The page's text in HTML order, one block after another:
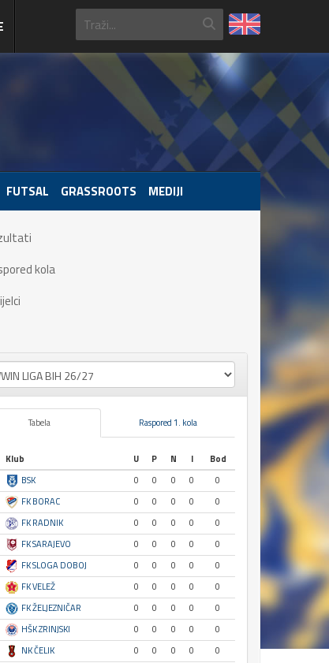
FUTSAL GRASSROOTS MEDIJI
kola
Tabela Raspored 1. kola
Klub U P N I
Bod
BSK 0 0 0 0
0
FK BORAC 0 0 0 0
0
FK RADNIK 0 0 0 0
0
FK SARAJEVO 0 0 0 0
0
FK SLOGA DOBOJ 0 0 0 0
0
FK VELEŽ 0 0 0 0
0
FK ŽELJEZNIČAR 0 0 0 0
0
HŠK ZRINJSKI 0 0 0 0
0
NK ČELIK 0 0 0 0
0